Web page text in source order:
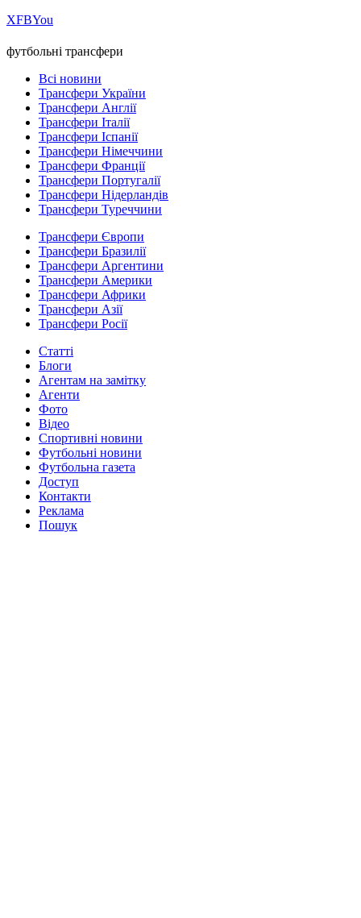
ХFBYou
футбольні трансфери
Всі новини
Трансфери України
Трансфери Англії
Трансфери Італії
Трансфери Іспанії
Трансфери Німеччини
Трансфери Франції
Трансфери Португалії
Трансфери Нідерландів
Трансфери Туреччини
Трансфери Європи
Трансфери Бразилії
Трансфери Аргентини
Трансфери Америки
Трансфери Африки
Трансфери Азії
Трансфери Росії
Статті
Блоги
Агентам на замітку
Агенти
Фото
Відео
Спортивні новини
Футбольні новини
Футбольна газета
Доступ
Контакти
Реклама
Пошук